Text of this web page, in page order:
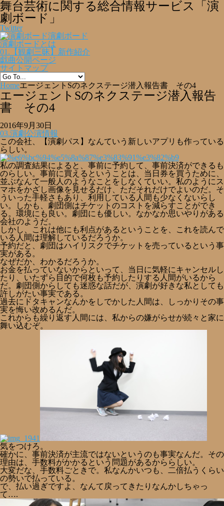
舞台芸術に関する総合情報サービス「演
劇ボード」
Twitter
演劇ボード
演劇ボードとは
01.【観劇三昧】新作紹介
戯曲公開ページ
サイトマップ
HomeエージェントSのネクステージ潜入報告書 その4
エージェントSのネクステージ潜入報告
書 その4
2016年9月30日
03.演劇公演情報
この会社、【演劇パス】なんていう新しいアプリも作っている
らしい。
私の調査結果によると、事前に予約して、事前決済ができるも
のらしい。事前に買えるということは、当日券を買うために、
並ぶなんて一般人のようなことをしなくていい。私のようにス
マホをかざし画像を見せるだけ、ただそれだけでよいのだ。そ
ういった手軽さもあり、利用している人間も少なくないらし
い。しかも、劇団側はチケットのコストを減らすことができ
る。環境にも良い。劇団にも優しい。なかなか思いやりがある
会社のようだ。
しかし、これは他にも利点があるということを、これを読んで
いる人間は理解しているだろうか。
予約だと、劇団はハイリスクでチケットを売っているという事
実がある。
なぜだか、わかるだろうか。
お金を払っていないからといって、当日に気軽にキャンセルし
たり、いたずら目的で何枚も予約したりする人間がいるから
だ。劇団側からしても迷惑な話だが、演劇が好きな私としても
許しがたい事実である。
過去にドタキャンなんかをしでかした人間は、しっかりその事
実を悔い改めるんだ。
これからも繰り返す人間には、私からの嫌がらせが続々と家に
舞い込むぞ。
気をつけろ。
確かに、事前決済が主流ではないというのも事実なんだ。その
理由は、手数料がかかるという問題があるかららしい。
大変だな、手数料ごときで。私なんかいつも、二倍払うくらい
の勢いで払っている。
で、払い過ぎですよ、なんて戻ってきたりなんかしちゃっ
て….